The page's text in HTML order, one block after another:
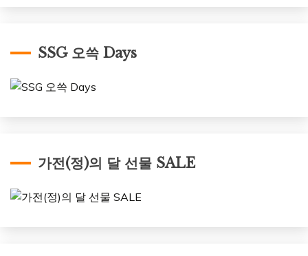
SSG 오쓱 Days
가전(정)의 달 선물 SALE